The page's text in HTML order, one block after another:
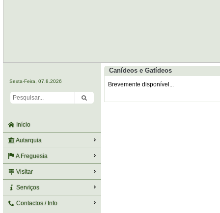
Sexta-Feira, 07.8.2026
Início
Autarquia
A Freguesia
Visitar
Serviços
Contactos / Info
Canídeos e Gatídeos
Brevemente disponível...